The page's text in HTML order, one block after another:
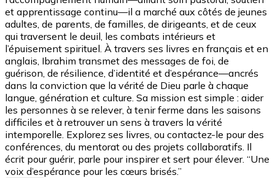
et apprentissage continu—il a marché aux côtés de jeunes
adultes, de parents, de familles, de dirigeants, et de ceux
qui traversent le deuil, les combats intérieurs et
l’épuisement spirituel. À travers ses livres en français et en
anglais, Ibrahim transmet des messages de foi, de
guérison, de résilience, d’identité et d’espérance—ancrés
dans la conviction que la vérité de Dieu parle à chaque
langue, génération et culture. Sa mission est simple : aider
les personnes à se relever, à tenir ferme dans les saisons
difficiles et à retrouver un sens à travers la vérité
intemporelle. Explorez ses livres, ou contactez-le pour des
conférences, du mentorat ou des projets collaboratifs. Il
écrit pour guérir, parle pour inspirer et sert pour élever. “Une
voix d’espérance pour les cœurs brisés.”